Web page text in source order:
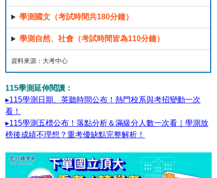
學測國文（考試時間共180分鐘）
學測自然、社會（考試時間皆為110分鐘）
資料來源：大考中心
115學測延伸閱讀：
▸115學測日期、英聽時間公布！熱門校系與考招變動一次
看！
▸115學測五標公布！落點分析＆滿級分人數一次看｜學測放
榜後成績不理想？重考優缺點完整解析！